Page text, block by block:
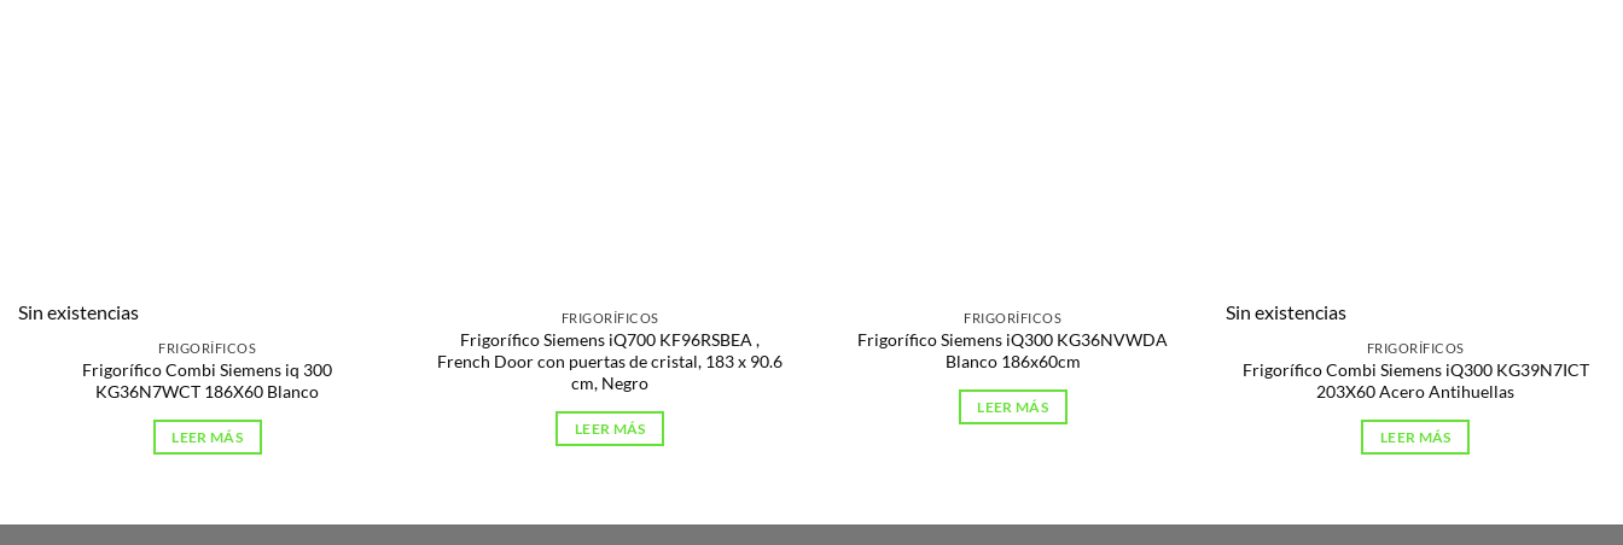
Sin existencias
FRIGORÍFICOS
Frigorífico Combi Siemens iq 300
KG36N7WCT 186X60 Blanco
LEER MÁS
FRIGORÍFICOS
Frigorífico Siemens iQ700 KF96RSBEA ,
French Door con puertas de cristal, 183 x 90.6
cm, Negro
LEER MÁS
FRIGORÍFICOS
Frigorífico Siemens iQ300 KG36NVWDA
Blanco 186x60cm
LEER MÁS
Sin existencias
FRIGORÍFICOS
Frigorífico Combi Siemens iQ300 KG39N7ICT
203X60 Acero Antihuellas
LEER MÁS